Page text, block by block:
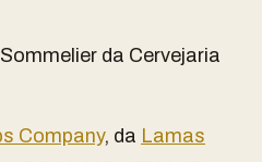
da Cervejaria
Company, da Lamas